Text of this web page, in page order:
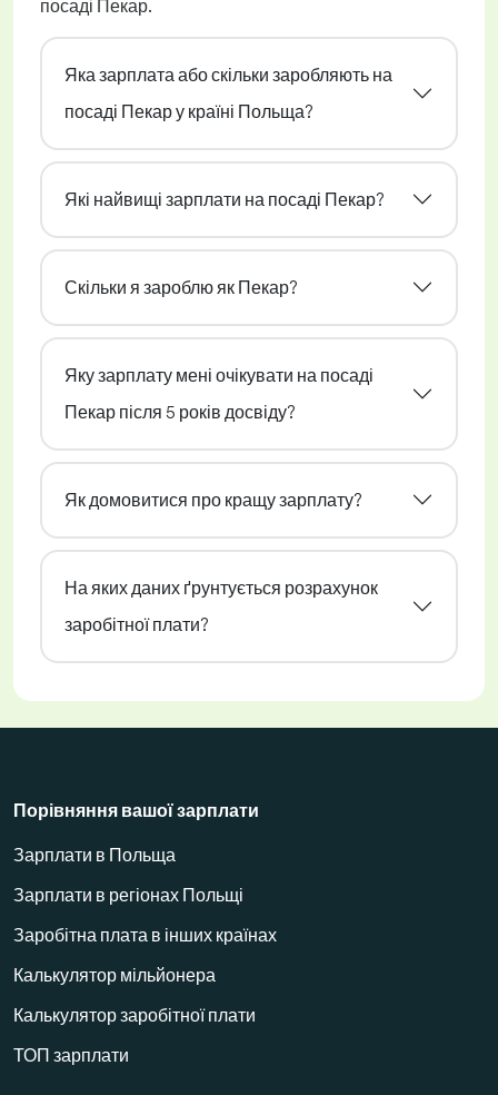
посаді Пекар.
Яка зарплата або скільки заробляють на
посаді Пекар у країні Польща?
Які найвищі зарплати на посаді Пекар?
Скільки я зароблю як Пекар?
Яку зарплату мені очікувати на посаді
Пекар після 5 років досвіду?
Як домовитися про кращу зарплату?
На яких даних ґрунтується розрахунок
заробітної плати?
Порівняння вашої зарплати
Зарплати в Польща
Зарплати в регіонах Польщі
Заробітна плата в інших країнах
Калькулятор мільйонера
Калькулятор заробітної плати
ТОП зарплати